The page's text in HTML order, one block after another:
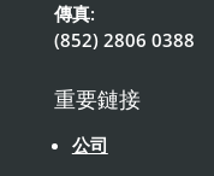
傳真:
(852) 2806 0388
重要鏈接
公司